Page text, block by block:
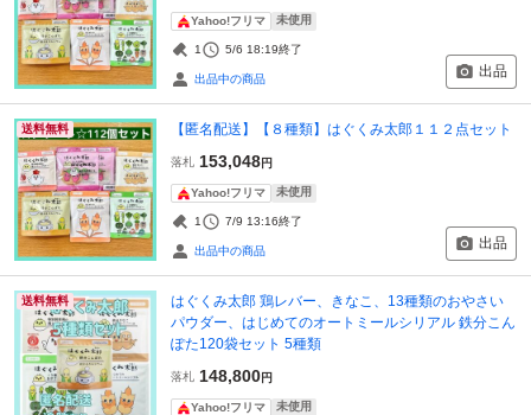
Yahoo!フリマ 未使用
1 5/6 18:19終了
出品中の商品 出品
送料無料 【匿名配送】【８種類】はぐくみ太郎１１２点セット
落札 153,048円
Yahoo!フリマ 未使用
1 7/9 13:16終了
出品中の商品 出品
送料無料
はぐくみ太郎 鶏レバー、きなこ、13種類のおやさい
パウダー、はじめてのオートミールシリアル 鉄分こん
ぽた120袋セット 5種類
落札 148,800円
Yahoo!フリマ 未使用